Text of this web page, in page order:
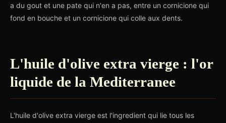
a du gout et une pate qui n'en a pas, entre un cornicione qui
fond en bouche et un cornicione qui colle aux dents.
L'huile d'olive extra vierge : l'or
liquide de la Mediterranee
L'huile d'olive extra vierge est l'ingredient qui lie tous les